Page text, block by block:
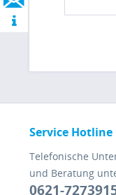
Service Hotline
Telefonische
und Beratung
0621-